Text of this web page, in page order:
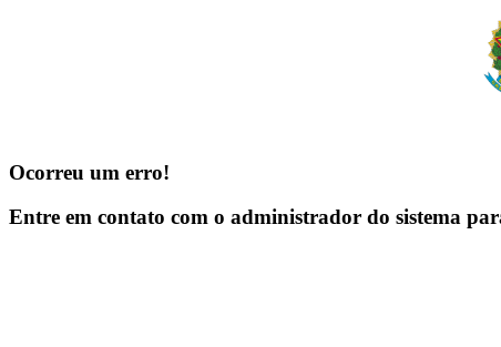
Ocorreu um erro!
Entre em contato com o administrador do sistema